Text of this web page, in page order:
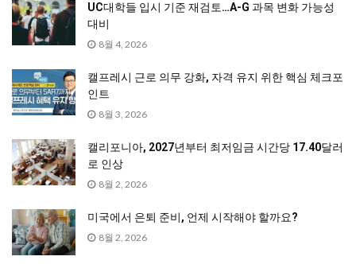
UC대학들 입시 기준 재검토…A-G 과목 변화 가능성
대비
8월 4, 2026
캘프레시 근로 의무 강화, 자격 유지 위한 핵심 체크포
인트
8월 3, 2026
캘리포니아, 2027년부터 최저임금 시간당 17.40달러
로 인상
8월 2, 2026
미국에서 은퇴 준비, 언제 시작해야 할까요?
8월 2, 2026